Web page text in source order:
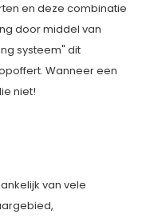
en deze combinatie
door middel van
systeem" dit
Wanneer een
niet!
van vele